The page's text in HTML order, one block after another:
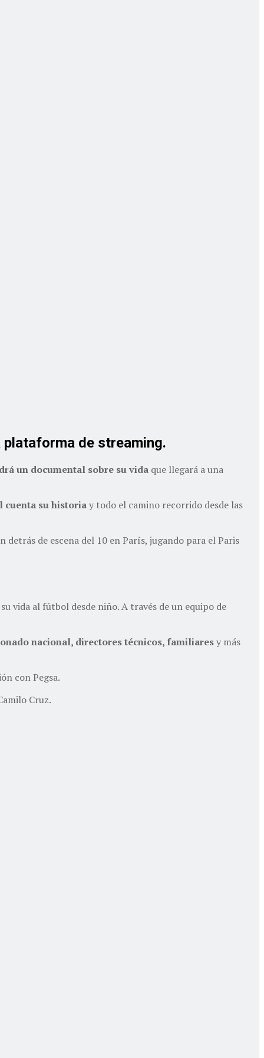
de streaming.
un documental sobre su vida que llegará a una
cuenta su historiay todo el camino recorrido desde las
de escena del 10 en París, jugando para el Paris
vida al fútbol desde niño. A través de un equipo de
nacional, directores técnicos, familiaresy más
con Pegsa.
Cruz.